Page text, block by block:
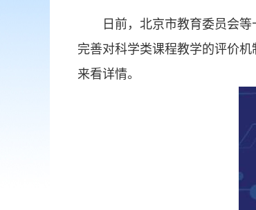
日前，北京市教育委员会
完善对科学类课程教学的评价
来看详情。